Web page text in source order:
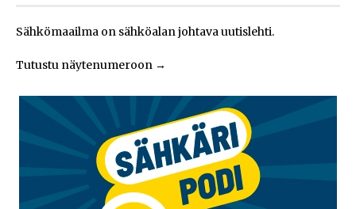
Sähkömaailma on sähköalan johtava uutislehti.
Tutustu näytenumeroon →